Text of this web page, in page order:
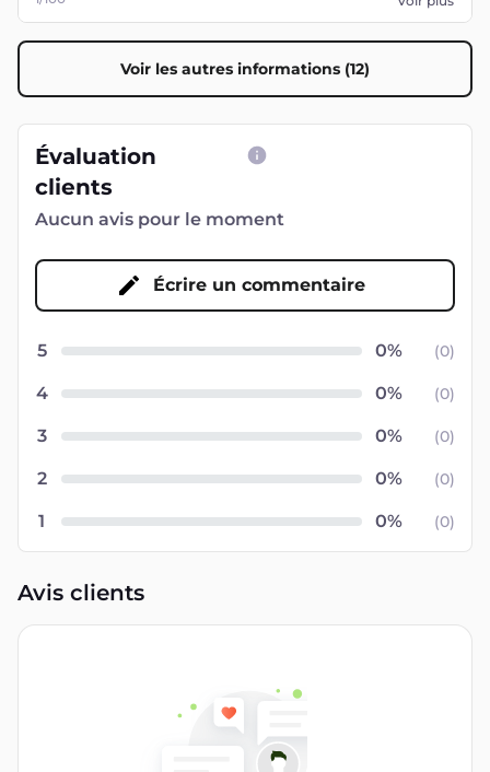
Voir les autres informations (12)
Évaluation
clients
Aucun avis pour le moment
Écrire un commentaire
5 (0)
4 (0)
3 (0)
2 (0)
1 (0)
Avis clients